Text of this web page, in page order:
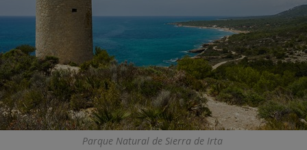
Parque Natural de Sierra de Irta